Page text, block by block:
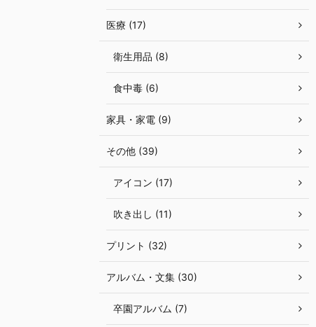
医療 (17)
衛生用品 (8)
食中毒 (6)
家具・家電 (9)
その他 (39)
アイコン (17)
吹き出し (11)
プリント (32)
アルバム・文集 (30)
卒園アルバム (7)